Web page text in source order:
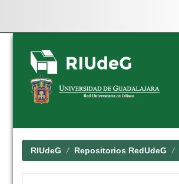
Skip
navigation
RIUdeG Repositorios RedUdeG